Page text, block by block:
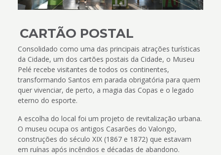
CARTÃO POSTAL
Consolidado como uma das principais atrações turísticas
da Cidade, um dos cartões postais da Cidade, o Museu
Pelé recebe visitantes de todos os continentes,
transformando Santos em parada obrigatória para quem
quer vivenciar, de perto, a magia das Copas e o legado
eterno do esporte.
A escolha do local foi um projeto de revitalização urbana.
O museu ocupa os antigos Casarões do Valongo,
construções do século XIX (1867 e 1872) que estavam
em ruínas após incêndios e décadas de abandono.